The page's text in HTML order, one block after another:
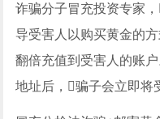
诈骗分子冒充投资专家，
导受害人以购买黄金的
翻倍充值到受害人的账
地址后，骗子会立即将